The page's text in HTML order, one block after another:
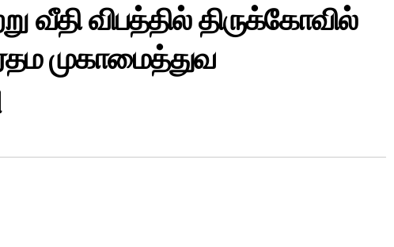
வீதி விபத்தில் திருக்கோவில்
முகாமைத்துவ